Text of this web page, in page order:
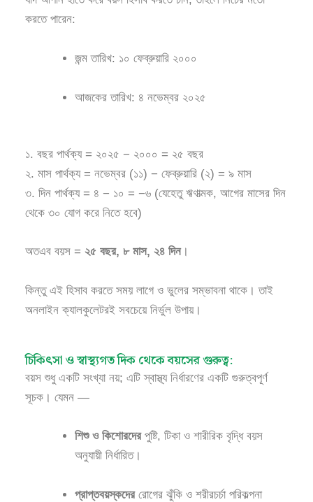
করতে পারেন:
জন্ম তারিখ: ১০ ফেব্রুয়ারি ২০০০
আজকের তারিখ: ৪ নভেম্বর ২০২৫
১. বছর পার্থক্য = ২০২৫ − ২০০০ = ২৫ বছর
২. মাস পার্থক্য = নভেম্বর (১১) − ফেব্রুয়ারি (২) = ৯ মাস
৩. দিন পার্থক্য = ৪ − ১০ = −৬ (যেহেতু ঋণাত্মক, আগের মাসের দিন
থেকে ৩০ যোগ করে নিতে হবে)
অতএব বয়স = ২৫ বছর, ৮ মাস, ২৪ দিন।
কিন্তু এই হিসাব করতে সময় লাগে ও ভুলের সম্ভাবনা থাকে। তাই
অনলাইন ক্যালকুলেটরই সবচেয়ে নির্ভুল উপায়।
চিকিৎসা ও স্বাস্থ্যগত দিক থেকে বয়সের গুরুত্ব:
বয়স শুধু একটি সংখ্যা নয়; এটি স্বাস্থ্য নির্ধারণের একটি গুরুত্বপূর্ণ
সূচক। যেমন —
শিশু ও কিশোরদেরপুষ্টি, টিকা ও শারীরিক বৃদ্ধি বয়স
অনুযায়ী নির্ধারিত।
প্রাপ্তবয়স্কদেররোগের ঝুঁকি ও শরীরচর্চা পরিকল্পনা